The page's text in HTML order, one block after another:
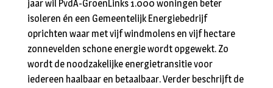
jaar wil PvdA-GroenLinks 1.000 woningen beter
isoleren én een Gemeentelijk Energiebedrijf
oprichten waar met vijf windmolens en vijf hectare
zonnevelden schone energie wordt opgewekt. Zo
wordt de noodzakelijke energietransitie voor
iedereen haalbaar en betaalbaar. Verder beschrijft de